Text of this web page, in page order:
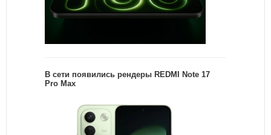
В сети появились рендеры REDMI Note 17
Pro Max